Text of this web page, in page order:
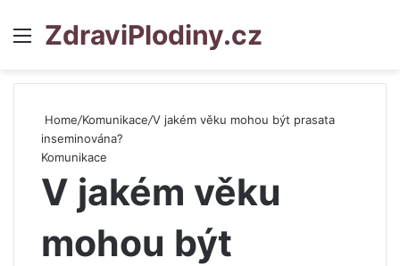
Menu
ZdraviPlodiny.cz
Home/Komunikace/V jakém věku mohou být prasata
inseminována?
Komunikace
V jakém věku
mohou být